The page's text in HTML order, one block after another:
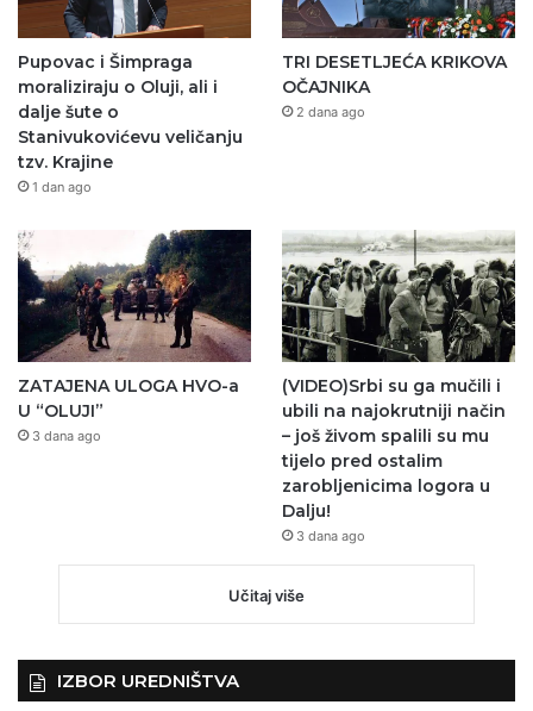
Pupovac i Šimpraga
moraliziraju o Oluji, ali i
dalje šute o
Stanivukovićevu veličanju
tzv. Krajine
1 dan ago
TRI DESETLJEĆA KRIKOVA
OČAJNIKA
2 dana ago
ZATAJENA ULOGA HVO-a
U “OLUJI”
3 dana ago
(VIDEO)Srbi su ga mučili i
ubili na najokrutniji način
– još živom spalili su mu
tijelo pred ostalim
zarobljenicima logora u
Dalju!
3 dana ago
Učitaj više
IZBOR UREDNIŠTVA